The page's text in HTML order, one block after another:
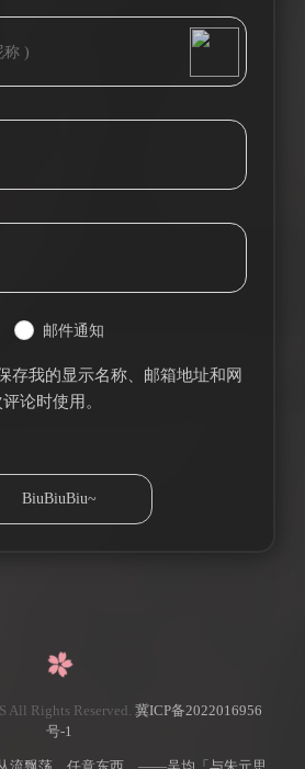
Tieba
邮件通知
存我的显示名称、邮箱地址和网
论时使用。
All Rights Reserved. 冀ICP备2022016956
号-1